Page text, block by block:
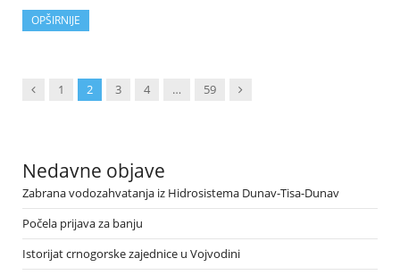
OPŠIRNIJE
Previous
1 2 3 4 … 59 Next
Nedavne objave
Zabrana vodozahvatanja iz Hidrosistema Dunav-Tisa-Dunav
Počela prijava za banju
Istorijat crnogorske zajednice u Vojvodini